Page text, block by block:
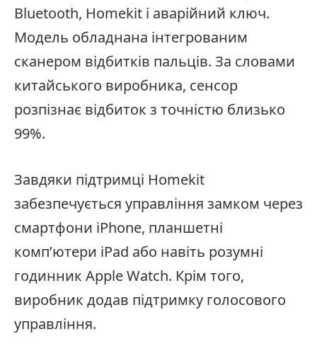
Bluetooth, Homekit і аварійний ключ.
Модель обладнана інтегрованим
сканером відбитків пальців. За словами
китайського виробника, сенсор
розпізнає відбиток з точністю близько
99%.
Завдяки підтримці Homekit
забезпечується управління замком через
смартфони iPhone, планшетні
комп’ютери iPad або навіть розумні
годинник Apple Watch. Крім того,
виробник додав підтримку голосового
управління.